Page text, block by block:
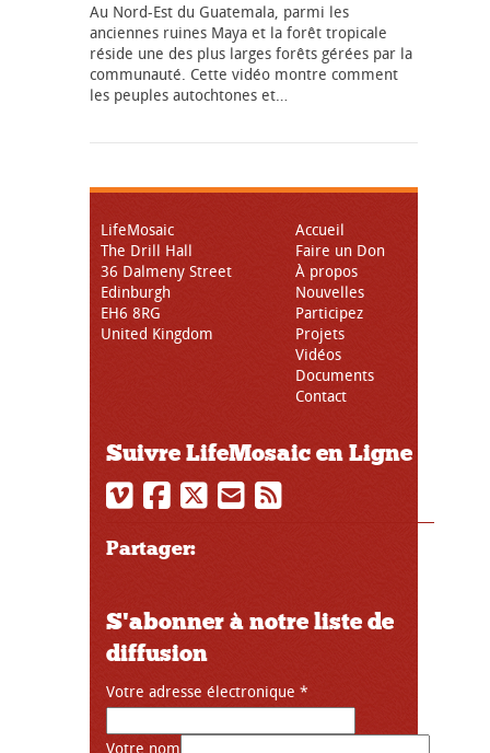
Au Nord-Est du Guatemala, parmi les
anciennes ruines Maya et la forêt tropicale
réside une des plus larges forêts gérées par la
communauté. Cette vidéo montre comment
les peuples autochtones et…
LifeMosaic
The Drill Hall
36 Dalmeny Street
Edinburgh
EH6 8RG
United Kingdom
Accueil
Faire un Don
À propos
Nouvelles
Participez
Projets
Vidéos
Documents
Contact
Suivre LifeMosaic en Ligne
Partager:
S'abonner à notre liste de
diffusion
Votre adresse électronique *
Votre nom